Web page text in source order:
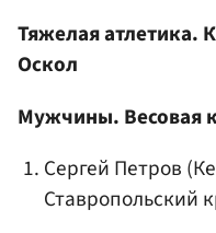
Тяжелая атлетика.
Оскол
Мужчины. Весовая
Сергей Петров
Ставропольский